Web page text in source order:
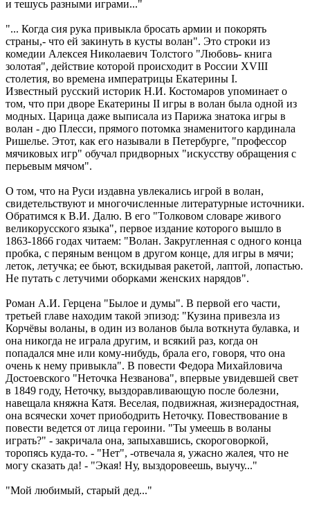
и тешусь разными играми..."
"... Когда сия рука привыкла бросать армии и покорять
страны,- что ей закинуть в кусты волан". Это строки из
комедии Алексея Николаевич Толстого "Любовь- книга
золотая", действие которой происходит в России XVIII
столетия, во времена императрицы Екатерины I.
Известный русский историк Н.И. Костомаров упоминает о
том, что при дворе Екатерины II игры в волан была одной из
модных. Царица даже выписала из Парижа знатока игры в
волан - дю Плесси, прямого потомка знаменитого кардинала
Ришелье. Этот, как его называли в Петербурге, "профессор
мячиковых игр" обучал придворных "искусству обращения с
перьевым мячом".
О том, что на Руси издавна увлекались игрой в волан,
свидетельствуют и многочисленные литературные источники.
Обратимся к В.И. Далю. В его "Толковом словаре живого
великорусского языка", первое издание которого вышло в
1863-1866 годах читаем: "Волан. Закругленная с одного конца
пробка, с перяным венцом в другом конце, для игры в мячи;
леток, летучка; ее бьют, вскидывая ракетой, лаптой, лопастью.
Не путать с летучими оборками женских нарядов".
Роман А.И. Герцена "Былое и думы". В первой его части,
третьей главе находим такой эпизод: "Кузина привезла из
Корчёвы воланы, в один из воланов была воткнута булавка, и
она никогда не играла другим, и всякий раз, когда он
попадался мне или кому-нибудь, брала его, говоря, что она
очень к нему привыкла". В повести Федора Михайловича
Достоевского "Неточка Незванова", впервые увидевшей свет
в 1849 году, Неточку, выздоравливающую после болезни,
навещала княжна Катя. Веселая, подвижная, жизнерадостная,
она всячески хочет приободрить Неточку. Повествование в
повести ведется от лица героини. "Ты умеешь в воланы
играть?" - закричала она, запыхавшись, скороговоркой,
торопясь куда-то. - "Нет", -отвечала я, ужасно жалея, что не
могу сказать да! - "Экая! Ну, выздоровеешь, выучу..."
"Мой любимый, старый дед..."